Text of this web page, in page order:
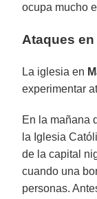
ocupa mucho
Ataques
La iglesia en
experimentar
En la mañana
la Iglesia
de la capital
cuando una
personas.